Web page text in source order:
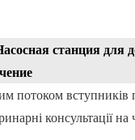
станция для
потоком вступників
консультації